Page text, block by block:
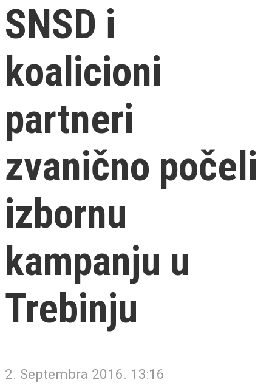
SNSD i
koalicioni
partneri
zvanično počeli
izbornu
kampanju u
Trebinju
2. Septembra 2016. 13:16